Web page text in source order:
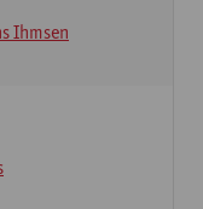
Ihmsen